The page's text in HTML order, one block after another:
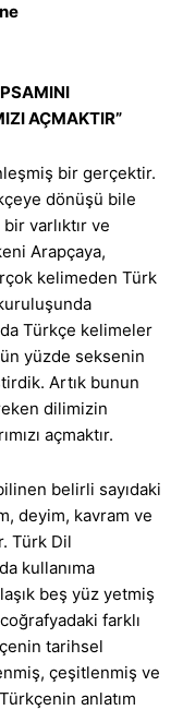
AÇMAKTIR”
bir gerçektir.
dönüşü bile
varlıktır ve
Arapçaya,
kelimeden Türk
Türkçe kelimeler
yüzde seksenin
Artık bunun
dilimizin
açmaktır.
belirli sayıdaki
deyim, kavram ve
Türk Dil
kullanıma
beş yüz yetmiş
farklı
tarihsel
çeşitlenmiş ve
anlatım